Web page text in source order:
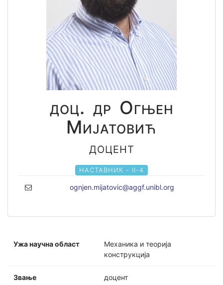
доц. др Огњен
Мијатовић
доцент
НАСТАВНИК - II-4
ognjen.mijatovic@aggf.unibl.org
Ужа научна област
Механика и теорија
конструкција
Звање доцент